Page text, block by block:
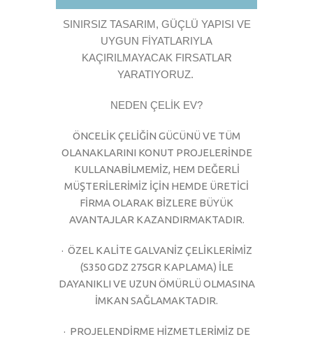
SINIRSIZ TASARIM, GÜÇLÜ YAPISI VE
UYGUN FİYATLARIYLA
KAÇIRILMAYACAK FIRSATLAR
YARATIYORUZ.
NEDEN ÇELİK EV?
ÖNCELİK ÇELİĞİN GÜCÜNÜ VE TÜM
OLANAKLARINI KONUT PROJELERİNDE
KULLANABİLMEMİZ, HEM DEĞERLİ
MÜŞTERİLERİMİZ İÇİN HEMDE ÜRETİCİ
FİRMA OLARAK BİZLERE BÜYÜK
AVANTAJLAR KAZANDIRMAKTADIR.
· ​ÖZEL KALİTE GALVANİZ ÇELİKLERİMİZ
(S350 GDZ 275GR KAPLAMA) İLE
DAYANIKLI VE UZUN ÖMÜRLÜ OLMASINA
İMKAN SAĞLAMAKTADIR.
· PROJELENDİRME HİZMETLERİMİZ DE